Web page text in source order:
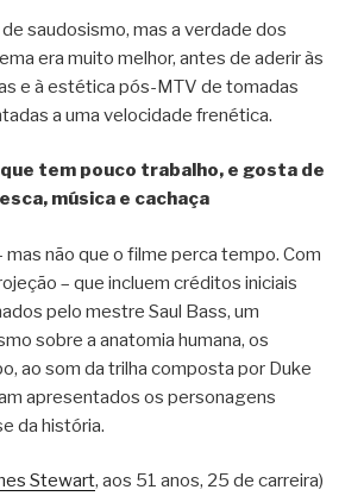
saudosismo, mas a verdade dos
era muito melhor, antes de aderir às
e à estética pós-MTV de tomadas
a uma velocidade frenética.
tem pouco trabalho, e gosta de
música e cachaça
mas não que o filme perca tempo. Com
– que incluem créditos iniciais
pelo mestre Saul Bass, um
sobre a anatomia humana, os
ao som da trilha composta por Duke
apresentados os personagens
da história.
Stewart, aos 51 anos, 25 de carreira)